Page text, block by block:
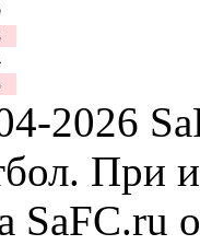
2026
При
SaFC.ru